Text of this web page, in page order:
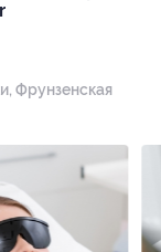
Фрунзенская